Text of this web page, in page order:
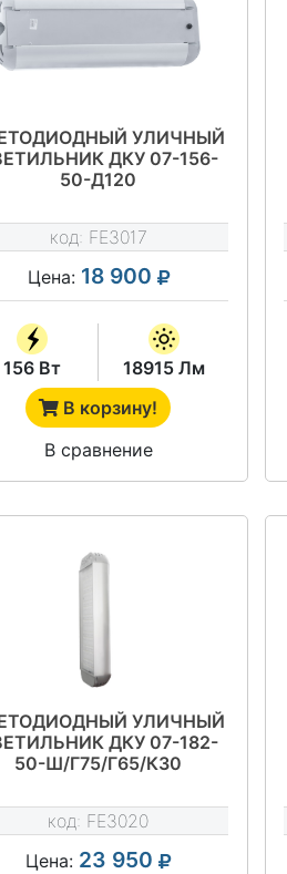
УЛИЧНЫЙ
ДКУ 07-156-
50-Д120
код: FE3017
Цена: 18 900
156 Вт
18915 Лм
В корзину!
В сравнение
УЛИЧНЫЙ
ДКУ 07-182-
50-Ш/Г75/Г65/К30
код: FE3020
Цена: 23 950